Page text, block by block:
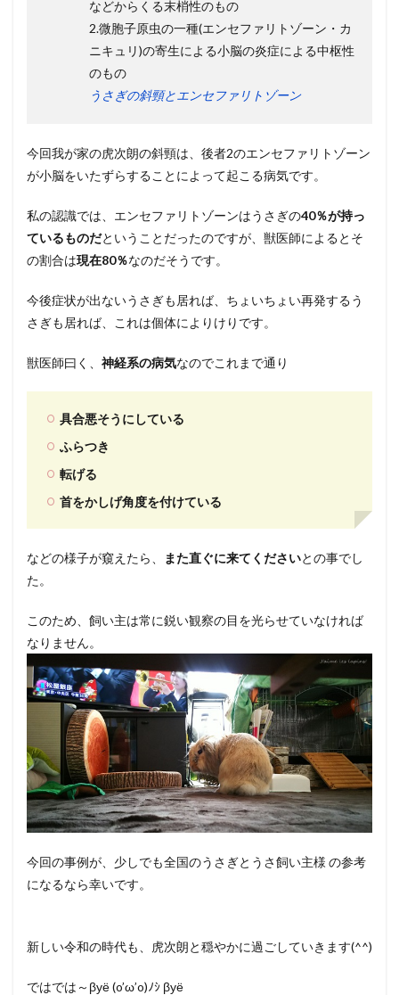
などからくる末梢性のもの
2.微胞子原虫の一種(エンセファリトゾーン・カ
ニキュリ)の寄生による小脳の炎症による中枢性
のもの
うさぎの斜頸とエンセファリトゾーン
今回我が家の虎次朗の斜頸は、後者2のエンセファリトゾーン
が小脳をいたずらすることによって起こる病気です。
私の認識では、エンセファリトゾーンはうさぎの40％が持っ
ているものだということだったのですが、獣医師によるとそ
の割合は現在80％なのだそうです。
今後症状が出ないうさぎも居れば、ちょいちょい再発するう
さぎも居れば、これは個体によりけりです。
獣医師曰く、 神経系の病気なのでこれまで通り
具合悪そうにしている
ふらつき
転げる
首をかしげ角度を付けている
などの様子が窺えたら、 また直ぐに来てくださいとの事でし
た。
このため、飼い主は常に鋭い観察の目を光らせていなければ
なりません。
今回の事例が、少しでも全国のうさぎとうさ飼い主様 の参考
になるなら幸いです。
新しい令和の時代も、虎次朗と穏やかに過ごしていきます(^^)
ではでは～βуё (o’ω’o)ﾉｼ βуё